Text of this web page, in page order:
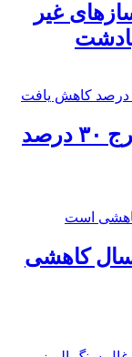
غیر
️قیمت مسکن در کرج ۳۰ درصد
سال کاهشی